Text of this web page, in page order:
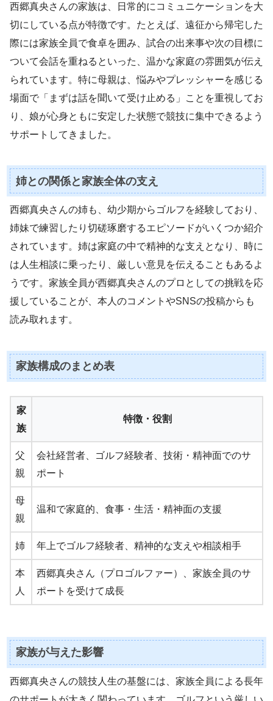
西郷真央さんの家族は、日常的にコミュニケーションを大
切にしている点が特徴です。たとえば、遠征から帰宅した
際には家族全員で食卓を囲み、試合の出来事や次の目標に
ついて会話を重ねるといった、温かな家庭の雰囲気が伝え
られています。特に母親は、悩みやプレッシャーを感じる
場面で「まずは話を聞いて受け止める」ことを重視してお
り、娘が心身ともに安定した状態で競技に集中できるよう
サポートしてきました。
姉との関係と家族全体の支え
西郷真央さんの姉も、幼少期からゴルフを経験しており、
姉妹で練習したり切磋琢磨するエピソードがいくつか紹介
されています。姉は家庭の中で精神的な支えとなり、時に
は人生相談に乗ったり、厳しい意見を伝えることもあるよ
うです。家族全員が西郷真央さんのプロとしての挑戦を応
援していることが、本人のコメントやSNSの投稿からも
読み取れます。
家族構成のまとめ表
家
族
特徴・役割
父
親
会社経営者、ゴルフ経験者、技術・精神面でのサ
ポート
母
親
温和で家庭的、食事・生活・精神面の支援
姉 年上でゴルフ経験者、精神的な支えや相談相手
本
人
西郷真央さん（プロゴルファー）、家族全員のサ
ポートを受けて成長
家族が与えた影響
西郷真央さんの競技人生の基盤には、家族全員による長年